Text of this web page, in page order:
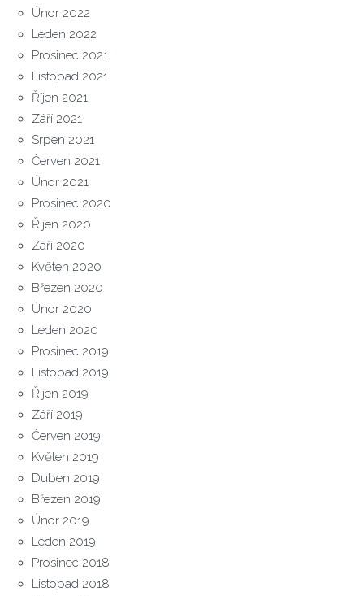
Únor 2022
Leden 2022
Prosinec 2021
Listopad 2021
Říjen 2021
Září 2021
Srpen 2021
Červen 2021
Únor 2021
Prosinec 2020
Říjen 2020
Září 2020
Květen 2020
Březen 2020
Únor 2020
Leden 2020
Prosinec 2019
Listopad 2019
Říjen 2019
Září 2019
Červen 2019
Květen 2019
Duben 2019
Březen 2019
Únor 2019
Leden 2019
Prosinec 2018
Listopad 2018